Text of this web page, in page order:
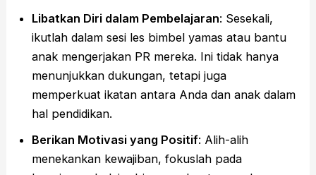
Libatkan Diri dalam Pembelajaran: Sesekali,
ikutlah dalam sesi les bimbel yamas atau bantu
anak mengerjakan PR mereka. Ini tidak hanya
menunjukkan dukungan, tetapi juga
memperkuat ikatan antara Anda dan anak dalam
hal pendidikan.
Berikan Motivasi yang Positif: Alih-alih
menekankan kewajiban, fokuslah pada